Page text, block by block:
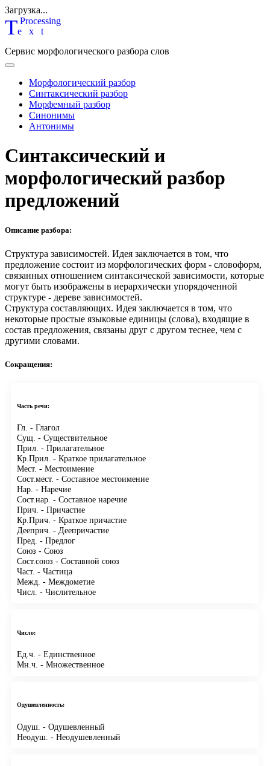
Загрузка...
Text
Processing
Сервис морфологического разбора слов
Морфологический разбор
Синтаксический разбор
Морфемный разбор
Синонимы
Антонимы
Синтаксический и
морфологический разбор
предложений
Описание разбора:
Структура зависимостей. Идея заключается в том, что
предложение состоит из морфологических форм - словоформ,
связанных отношением синтаксической зависимости, которые
могут быть изображены в иерархически упорядоченной
структуре - дереве зависимостей.
Структура составляющих. Идея заключается в том, что
некоторые простые языковые единицы (слова), входящие в
состав предложения, связаны друг с другом теснее, чем с
другими словами.
Сокращения:
Часть речи:
Гл. - Глагол
Сущ. - Существительное
Прил. - Прилагательное
Кр.Прил. - Краткое прилагательное
Мест. - Местоимение
Сост.мест. - Составное местоимение
Нар. - Наречие
Сост.нар. - Составное наречие
Прич. - Причастие
Кр.Прич. - Краткое причастие
Дееприч. - Деепричастие
Пред. - Предлог
Союз - Союз
Сост.союз - Составной союз
Част. - Частица
Межд. - Междометие
Числ. - Числительное
Число:
Ед.ч. - Единственное
Мн.ч. - Множественное
Одушевленность:
Одуш. - Одушевленный
Неодуш. - Неодушевленный